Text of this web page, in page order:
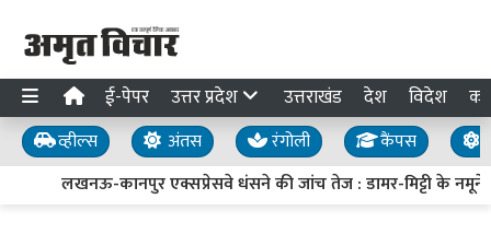
ई-पेपर उत्तर प्रदेश उत्तराखंड देश विदेश
व्हील्स अंतस रंगोली कैंपस
लखनऊ-कानपुर एक्सप्रेसवे धंसने की जांच तेज : डामर-मिट्टी के नमूने